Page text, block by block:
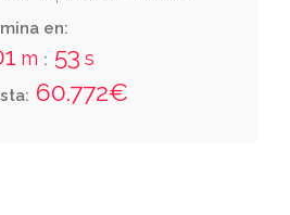
número, de 60,10 m2.
vinculado la siguiente finca
de la rampa que parte
garaje en planta de sótano
en:
m : 53 s
60.772€